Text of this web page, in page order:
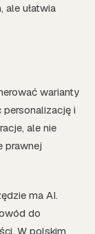
ale ułatwia
warianty
personalizację i
ale nie
prawnej
ma AI.
do
W polskim